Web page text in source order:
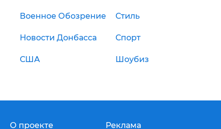
Военное Обозрение Стиль
Новости Донбасса Спорт
США Шоубиз
О проекте Реклама